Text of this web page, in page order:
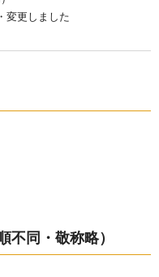
変更しました
不同・敬称略）